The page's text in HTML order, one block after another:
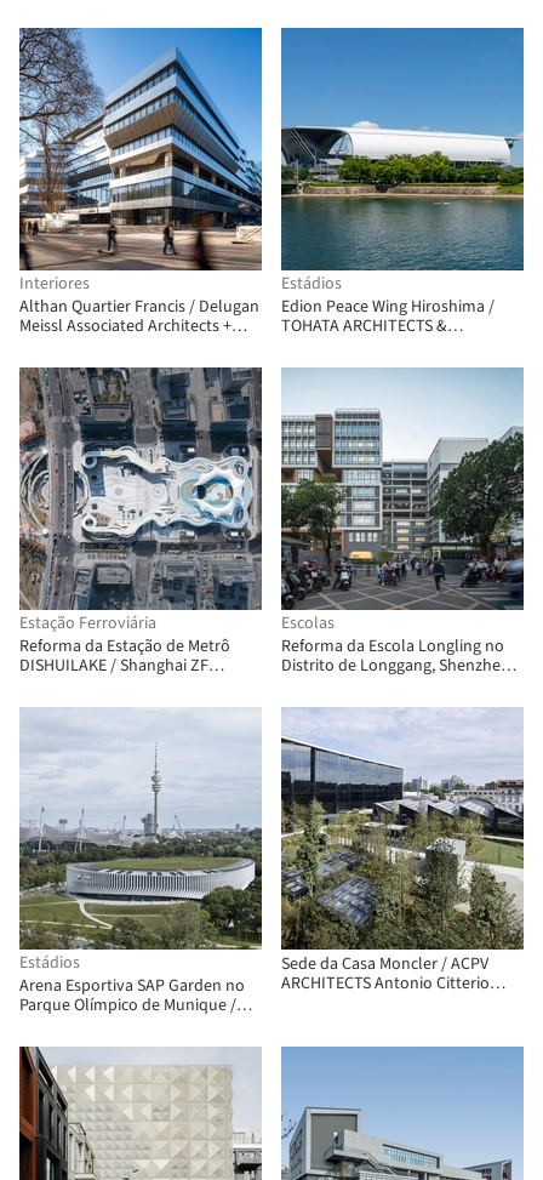
Interiores
Althan Quartier Francis / Delugan
Meissl Associated Architects +
Estádios
Edion Peace Wing Hiroshima /
TOHATA ARCHITECTS &
DESIGN INSTITUTE + TAISEI
Engineers
Estação Ferroviária
Reforma da Estação de Metrô
DISHUILAKE / Shanghai ZF
Escolas
Reforma da Escola Longling no
Distrito de Longgang, Shenzhen /
Estádios
Arena Esportiva SAP Garden no
Parque Olímpico de Munique /
Sede da Casa Moncler / ACPV
ARCHITECTS Antonio Citterio